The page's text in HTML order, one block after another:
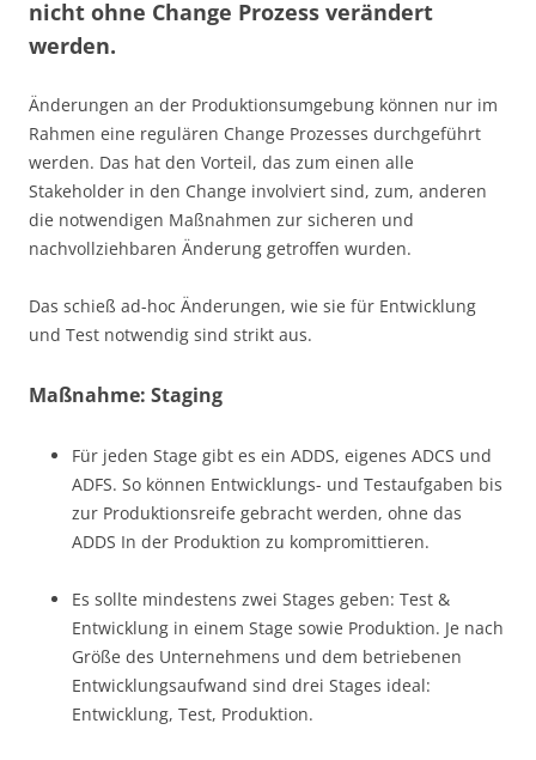
nicht ohne Change Prozess verändert
werden.
Änderungen an der Produktionsumgebung können nur im
Rahmen eine regulären Change Prozesses durchgeführt
werden. Das hat den Vorteil, das zum einen alle
Stakeholder in den Change involviert sind, zum, anderen
die notwendigen Maßnahmen zur sicheren und
nachvollziehbaren Änderung getroffen wurden.
Das schieß ad-hoc Änderungen, wie sie für Entwicklung
und Test notwendig sind strikt aus.
Maßnahme: Staging
Für jeden Stage gibt es ein ADDS, eigenes ADCS und
ADFS. So können Entwicklungs- und Testaufgaben bis
zur Produktionsreife gebracht werden, ohne das
ADDS In der Produktion zu kompromittieren.
Es sollte mindestens zwei Stages geben: Test &
Entwicklung in einem Stage sowie Produktion. Je nach
Größe des Unternehmens und dem betriebenen
Entwicklungsaufwand sind drei Stages ideal:
Entwicklung, Test, Produktion.